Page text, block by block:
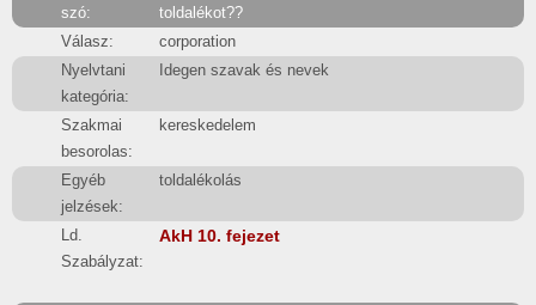
szó:
toldalékot??
Válasz:
corporation
Nyelvtani
kategória:
Idegen szavak és nevek
Szakmai
besorolas:
kereskedelem
Egyéb
jelzések:
toldalékolás
Ld.
Szabályzat:
AkH 10. fejezet